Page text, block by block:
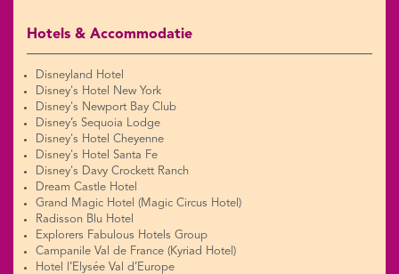
Hotels & Accommodatie
Disneyland Hotel
Disney's Hotel New York
Disney's Newport Bay Club
Disney’s Sequoia Lodge
Disney's Hotel Cheyenne
Disney's Hotel Santa Fe
Disney's Davy Crockett Ranch
Dream Castle Hotel
Grand Magic Hotel (Magic Circus Hotel)
Radisson Blu Hotel
Explorers Fabulous Hotels Group
Campanile Val de France (Kyriad Hotel)
Hotel l’Elysée Val d’Europe